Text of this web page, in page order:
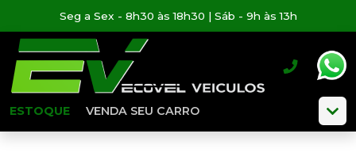
Seg a Sex - 8h30 às 18h30 | Sáb - 9h às 13h
ESTOQUE VENDA SEU CARRO